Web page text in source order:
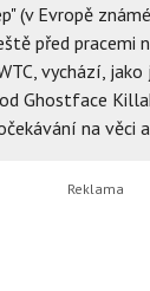
(v Evropě
před pracemi
vychází, jako
Ghostface
na věci